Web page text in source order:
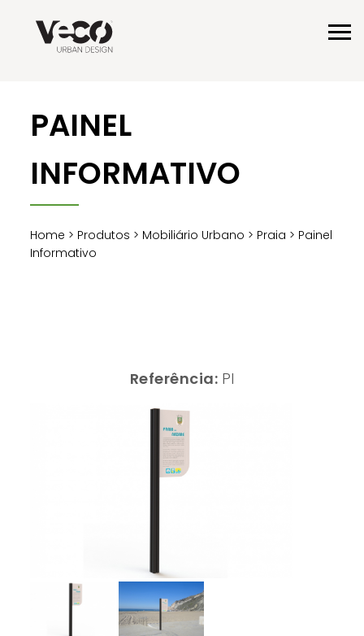
PAINEL
INFORMATIVO
Home > Produtos > Mobiliário Urbano > Praia > Painel
Informativo
Referência: PI